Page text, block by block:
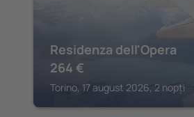
Residenza dell'Opera
264 €
Torino, 17 august 2026, 2 nopți